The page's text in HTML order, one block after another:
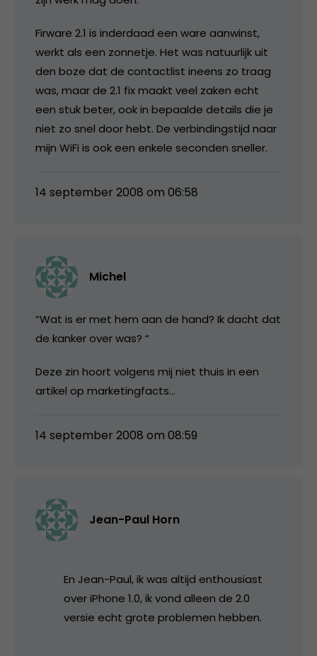
Firware 2.1 is inderdaad een ware aanwinst,
werkt als een zonnetje. Het was natuurlijk uit
den boze dat de contactlist ineens zo traag
was, maar de 2.1 fix maakt veel zaken echt
een stuk beter, ook in bepaalde details die je
niet zo snel door hebt. De verbindingstijd naar
mijn WiFi is ook een enkele seconden sneller.
14 september 2008 om 06:58
Michel
“Wat is er met hem aan de hand? Ik dacht dat
de kanker over was? “
Deze zin hoort volgens mij niet thuis in een
artikel op marketingfacts…
14 september 2008 om 08:59
Jean-Paul Horn
En Jean-Paul, ik was altijd enthousiast
over iPhone 1.0, ik vond alleen de 2.0
versie echt grote problemen hebben.